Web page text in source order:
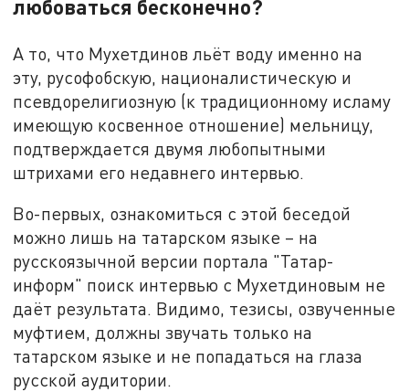
любоваться бесконечно?
А то, что Мухетдинов льёт воду именно на
эту, русофобскую, националистическую и
псевдорелигиозную (к традиционному исламу
имеющую косвенное отношение) мельницу,
подтверждается двумя любопытными
штрихами его недавнего интервью.
Во-первых, ознакомиться с этой беседой
можно лишь на татарском языке – на
русскоязычной версии портала "Татар-
информ" поиск интервью с Мухетдиновым не
даёт результата. Видимо, тезисы, озвученные
муфтием, должны звучать только на
татарском языке и не попадаться на глаза
русской аудитории.